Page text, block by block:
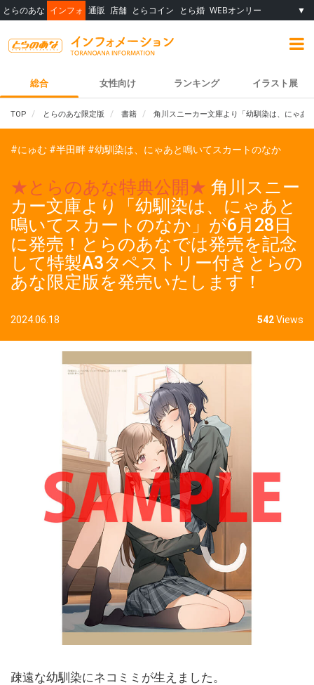
とらのあな インフォ 通販 店舗 とらコイン とら婚 WEBオンリー ▼
総合 女性向け ランキング イラスト展
TOP とらのあな限定版 書籍 角川スニーカー文庫より「幼馴染は、にゃあ
#にゅむ #半田畔 #幼馴染は、にゃあと鳴いてスカートのなか
★とらのあな特典公開★ 角川スニー
カー文庫より「幼馴染は、にゃあと
鳴いてスカートのなか」が6月28日
に発売！とらのあなでは発売を記念
して特製A3タペストリー付きとらの
あな限定版を発売いたします！
2024.06.18 542Views
疎遠な幼馴染にネコミミが生えました。